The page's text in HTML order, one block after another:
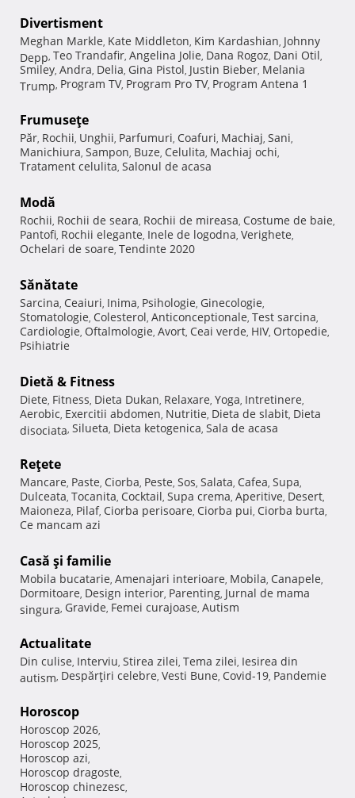
Divertisment
Meghan Markle, Kate Middleton, Kim Kardashian, Johnny
Depp, Teo Trandafir, Angelina Jolie, Dana Rogoz, Dani Otil,
Smiley, Andra, Delia, Gina Pistol, Justin Bieber, Melania
Trump, Program TV, Program Pro TV, Program Antena 1
Frumuseţe
Păr, Rochii, Unghii, Parfumuri, Coafuri, Machiaj, Sani,
Manichiura, Sampon, Buze, Celulita, Machiaj ochi,
Tratament celulita, Salonul de acasa
Modă
Rochii, Rochii de seara, Rochii de mireasa, Costume de baie,
Pantofi, Rochii elegante, Inele de logodna, Verighete,
Ochelari de soare, Tendinte 2020
Sănătate
Sarcina, Ceaiuri, Inima, Psihologie, Ginecologie,
Stomatologie, Colesterol, Anticonceptionale, Test sarcina,
Cardiologie, Oftalmologie, Avort, Ceai verde, HIV, Ortopedie,
Psihiatrie
Dietă & Fitness
Diete, Fitness, Dieta Dukan, Relaxare, Yoga, Intretinere,
Aerobic, Exercitii abdomen, Nutritie, Dieta de slabit, Dieta
disociata, Silueta, Dieta ketogenica, Sala de acasa
Reţete
Mancare, Paste, Ciorba, Peste, Sos, Salata, Cafea, Supa,
Dulceata, Tocanita, Cocktail, Supa crema, Aperitive, Desert,
Maioneza, Pilaf, Ciorba perisoare, Ciorba pui, Ciorba burta,
Ce mancam azi
Casă şi familie
Mobila bucatarie, Amenajari interioare, Mobila, Canapele,
Dormitoare, Design interior, Parenting, Jurnal de mama
singura, Gravide, Femei curajoase, Autism
Actualitate
Din culise, Interviu, Stirea zilei, Tema zilei, Iesirea din
autism, Despărţiri celebre, Vesti Bune, Covid-19, Pandemie
Horoscop
Horoscop 2026,
Horoscop 2025,
Horoscop azi,
Horoscop dragoste,
Horoscop chinezesc,